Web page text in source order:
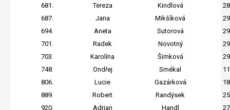
681.
Tereza Kindlová
687.
Jana Mikšíková
694.
Aneta Sutorová
701.
Radek Novotný
703.
Karolína Šimková
748.
Ondřej Smékal
806.
Lucie Gazárková
889.
Robert Randýsek
920.
Adrian Handl